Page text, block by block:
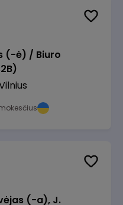
(-ė) / Biuro
(-a), J.